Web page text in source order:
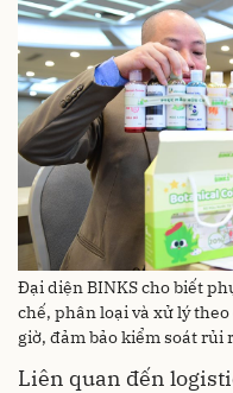
Đại diện BINKS cho biết
chế, phân loại và xử lý
giờ, đảm bảo kiểm soát rủi
Liên quan đến